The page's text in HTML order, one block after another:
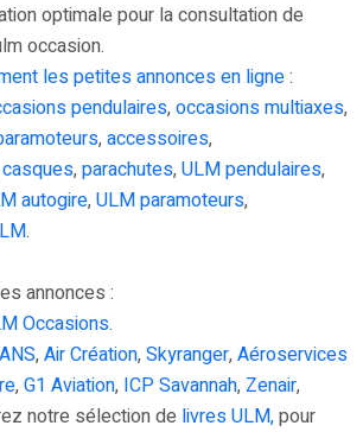
optimale pour la consultation de
occasion.
les petites annonces en ligne:
pendulaires,occasions multiaxes,
,accessoires,
casques,parachutes,ULM pendulaires,
autogire,ULM paramoteurs,
.
annonces :
Occasions.
,Air Création,Skyranger,Aéroservices
,G1 Aviation, ICP Savannah, Zenair,
notre sélection de livres ULM,pour